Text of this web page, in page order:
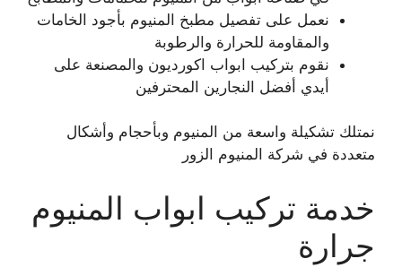
نعمل على تفصيل مطبخ المنيوم بأجود الخامات
والمقاومة للحرارة والرطوبة
نقوم بتركيب ابواب اكورديون والمصنعة على
أيدي أفضل النجارين المحترفين
نمتلك تشكيلة واسعة من المنيوم وبأحجام وأشكال
متعددة في شركة المنيوم الزور
خدمة تركيب ابواب المنيوم
جرارة